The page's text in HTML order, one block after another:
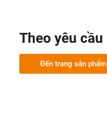
Theo yêu cầu
Đến trang sản phẩm